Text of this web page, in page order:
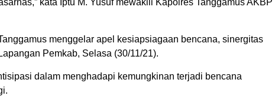
menggelar apel kesiapsiagaan bencana, sinergitas
Pemkab, Selasa (30/11/21).
dalam menghadapi kemungkinan terjadi bencana